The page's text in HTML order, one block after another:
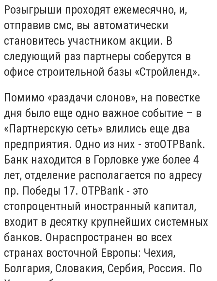
Розыгрыши проходят ежемесячно, и,
отправив смс, вы автоматически
становитесь участником акции. В
следующий раз партнеры соберутся в
офисе строительной базы «Стройленд».
Помимо «раздачи слонов», на повестке
дня было еще одно важное событие – в
«Партнерскую сеть» влились еще два
предприятия. Одно из них - этоOTPBank.
Банк находится в Горловке уже более 4
лет, отделение располагается по адресу
пр. Победы 17. OTPBank - это
стопроцентный иностранный капитал,
входит в десятку крупнейших системных
банков. Онраспространен во всех
странах восточной Европы: Чехия,
Болгария, Словакия, Сербия, Россия. По